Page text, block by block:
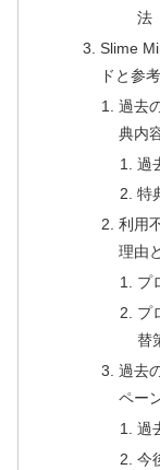
法
Slime
ドと参
過去
典内
過
特
利用
理由
プ
プ
替
過去
ペー
過
今